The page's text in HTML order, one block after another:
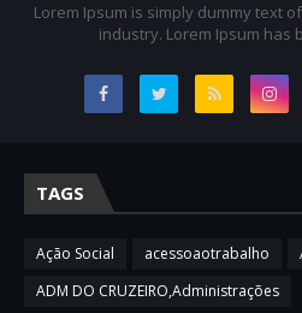
Lorem Ipsum is simply dummy text
industry. Lorem Ipsum has
TAGS
Ação Social acessoaotrabalho
ADM DO CRUZEIRO,Administrações